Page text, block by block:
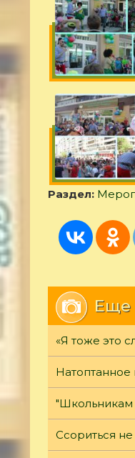
Раздел:
Еще
«Я тоже это
"Школьникам
Ссориться